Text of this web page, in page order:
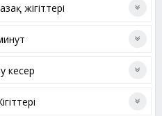
жігіттері
кесер